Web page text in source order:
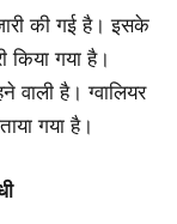
की गई है। इसके
किया गया है।
वाली है। ग्वालियर
गया है।